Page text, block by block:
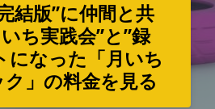
結版”に仲間と共
ち実践会”と”録
になった「月いち
」の料金を見る